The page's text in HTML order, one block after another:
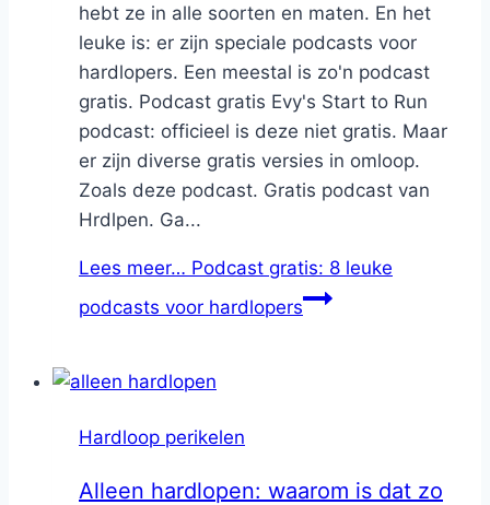
hebt ze in alle soorten en maten. En het
leuke is: er zijn speciale podcasts voor
hardlopers. Een meestal is zo'n podcast
gratis. Podcast gratis Evy's Start to Run
podcast: officieel is deze niet gratis. Maar
er zijn diverse gratis versies in omloop.
Zoals deze podcast. Gratis podcast van
Hrdlpen. Ga...
Lees meer… Podcast gratis: 8 leuke
podcasts voor hardlopers
Hardloop perikelen
Alleen hardlopen: waarom is dat zo